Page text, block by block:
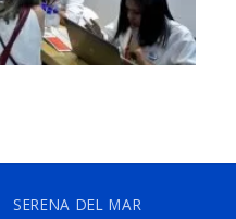
SERENA DEL MAR